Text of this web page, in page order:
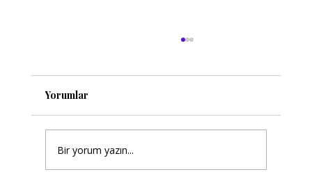
Yorumlar
Bir yorum yazın...